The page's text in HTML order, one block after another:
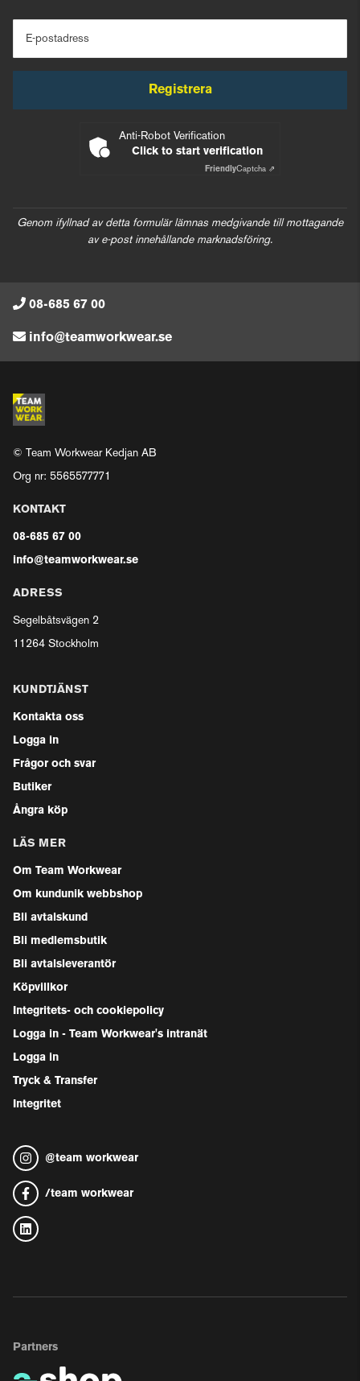
E-postadress
Registrera
Anti-Robot Verification
Click to start verification
FriendlyCaptcha ⇗
Genom ifyllnad av detta formulär lämnas medgivande till mottagande
av e-post innehållande marknadsföring.
08-685 67 00
info@teamworkwear.se
© Team Workwear Kedjan AB
Org nr: 5565577771
KONTAKT
08-685 67 00
info@teamworkwear.se
ADRESS
Segelbåtsvägen 2
11264 Stockholm
KUNDTJÄNST
Kontakta oss
Logga in
Frågor och svar
Butiker
Ångra köp
LÄS MER
Om Team Workwear
Om kundunik webbshop
Bli avtalskund
Bli medlemsbutik
Bli avtalsleverantör
Köpvillkor
Integritets- och cookiepolicy
Logga in - Team Workwear's intranät
Logga in
Tryck & Transfer
Integritet
@team workwear
/team workwear
Partners